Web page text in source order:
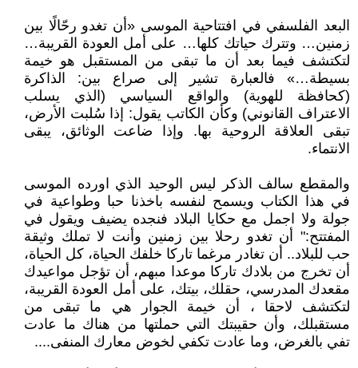
البعد الفلسفي في افتتاحية الموسى «أن تغدو رحّالًا بين
زمنين… وتترك حياتك كلها… على أمل العودة القريبة…
لتكتشف فيما بعد أن ما تبقى من المستقبل هو خيمة
بسيطة…» فالعبارة تشير إلى صراع بين: الذاكرة
(كحافظة للهوية) والواقع السياسي (الذي يسلب
الاعتراف القانوني) وكأن الكاتب يقول: إذا سُلبت الأرض،
تبقى العلاقة الروحية بها. وإذا ضاعت الوثائق، يبقى
الانتماء.
والمقطع سالف الذكر ليس الوحيد الذي اورده الموسى
في هذا الكتاب ويسمح لنفسه باخذنا حبا وطواعية في
جولة ولا اجمل مع حكايا البلاد فنجده يضيف ويقول في
المفتتح:" أن تغدو رحلا بين زمنين وأنت لا تملك وثيقة
حب للبلاد.. أن تغادر مرغما تاركا خلفك الحياة، كل الحياة،
أن تخرج من بلادك تاركا موعدا مبهم، أن تؤجل مواعيدك
مقعدك المدرسي، حقلك، بيتك، على أمل العودة القريبة،
لتكتشف لاحقا ، أن خيمة الجوار هي ما تبقى من
مستقبلك، وأن حقيبتك التي حملتها من هناك ما عادت
تفي بالغرض، وما عادت تكفي لخوض معارك المنفى....